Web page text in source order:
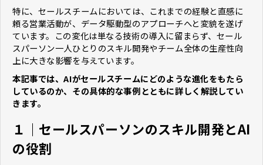
特に、セールスチームにおいては、これまでの経験と直感に
頼る営業活動が、データ駆動型のアプローチへと変貌を遂げ
ています。この変化は単なる技術の導入に留まらず、セール
スパーソン一人ひとりのスキル開発やチーム全体の生産性向
上に大きな影響を与えています。
本記事では、AIがセールスチームにどのような進化をもたら
しているのか、その具体的な事例とともに詳しく解説してい
きます。
１｜セールスパーソンのスキル開発とAI
の役割